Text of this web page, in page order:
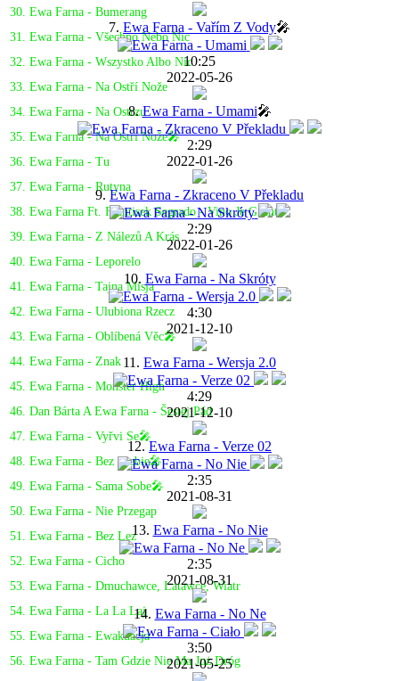
30. Ewa Farna - Bumerang
31. Ewa Farna - Všechno Nebo Nic
32. Ewa Farna - Wszystko Albo Nic
33. Ewa Farna - Na Ostří Nože
34. Ewa Farna - Na Ostrzu
35. Ewa Farna - Na Ostrí Nože🎤
36. Ewa Farna - Tu
37. Ewa Farna - Rutyna
38. Ewa Farna Ft. Frantisek Segrado - Vino Je Grunt
39. Ewa Farna - Z Nálezů A Krás
40. Ewa Farna - Leporelo
41. Ewa Farna - Tajna Misja
42. Ewa Farna - Ulubiona Rzecz
43. Ewa Farna - Oblíbená Věc🎤
44. Ewa Farna - Znak
45. Ewa Farna - Monster High
46. Dan Bárta A Ewa Farna - Šestej Pád
47. Ewa Farna - Vyřvi Se🎤
48. Ewa Farna - Bez Ciebie🎤
49. Ewa Farna - Sama Sobe🎤
50. Ewa Farna - Nie Przegap
51. Ewa Farna - Bez Lez
52. Ewa Farna - Cicho
53. Ewa Farna - Dmuchawce, Latawce, Wiatr
54. Ewa Farna - La La Laj
55. Ewa Farna - Ewakuacja
56. Ewa Farna - Tam Gdzie Nie Ma Już Dróg
7. Ewa Farna - Vařím Z Vody🎤
10:25
2022-05-26
8.Ewa Farna - Umami🎤
2:29
2022-01-26
9.Ewa Farna - Zkraceno V Překladu
2:29
2022-01-26
10. Ewa Farna - Na Skróty
4:30
2021-12-10
11. Ewa Farna - Wersja 2.0
4:29
2021-12-10
12.Ewa Farna - Verze 02
2:35
2021-08-31
13. Ewa Farna - No Nie
2:35
2021-08-31
14. Ewa Farna - No Ne
3:50
2021-05-25